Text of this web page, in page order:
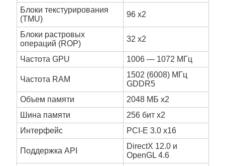
Блоки текстурирования
(TMU)
96 x2
Блоки растровых
операций (ROP)
32 x2
Частота GPU 1006 — 1072 МГц
Частота RAM
1502 (6008) МГц
GDDR5
Объем памяти
2048 МБ x2
Шина памяти
256 бит x2
Интерфейс
PCI-E 3.0 x16
Поддержка API
DirectX 12.0 и
OpenGL 4.6